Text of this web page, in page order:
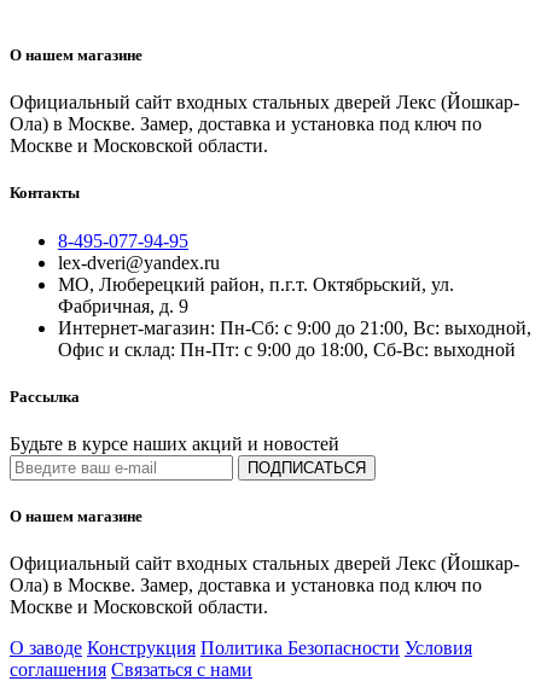
О нашем магазине
Официальный сайт входных стальных дверей Лекс (Йошкар-
Ола) в Москве. Замер, доставка и установка под ключ по
Москве и Московской области.
Контакты
8-495-077-94-95
lex-dveri@yandex.ru
МО, Люберецкий район, п.г.т. Октябрьский, ул.
Фабричная, д. 9
Интернет-магазин: Пн-Сб: с 9:00 до 21:00, Вс: выходной,
Офис и склад: Пн-Пт: с 9:00 до 18:00, Сб-Вс: выходной
Рассылка
Будьте в курсе наших акций и новостей
ПОДПИСАТЬСЯ
О нашем магазине
Официальный сайт входных стальных дверей Лекс (Йошкар-
Ола) в Москве. Замер, доставка и установка под ключ по
Москве и Московской области.
О заводе Конструкция Политика Безопасности Условия
соглашения Связаться с нами